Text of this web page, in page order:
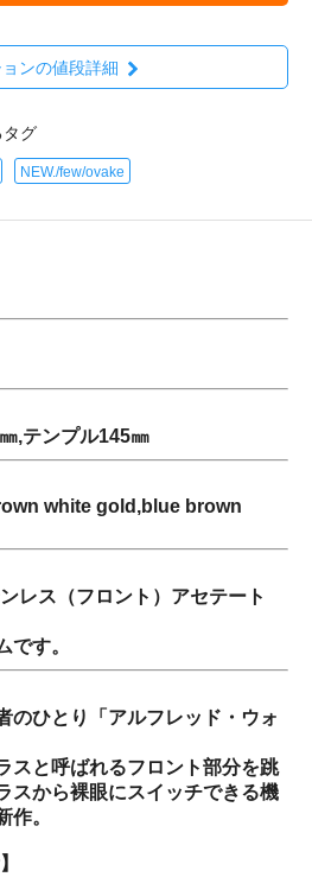
ンの値段詳細
タグ
NEW./few/ovake
,テンプル145㎜
white gold,blue brown
レス（フロント）アセテート
す。
のひとり「アルフレッド・ウォ
スと呼ばれるフロント部分を跳
スから裸眼にスイッチできる機
作。